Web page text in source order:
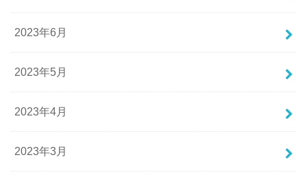
2023年6月
2023年5月
2023年4月
2023年3月